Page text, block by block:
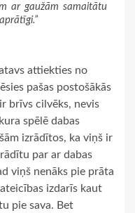
ar gaužām samaitātu
attiekties no
pašas postošākās
brīvs cilvēks, nevis
spēlē dabas
izrādītos, ka viņš ir
par ar dabas
viņš nenāks pie prāta
izdarīs kaut
pie sava. Bet